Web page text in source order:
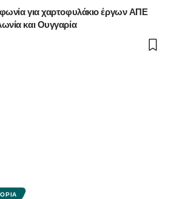
για χαρτοφυλάκιο έργων ΑΠΕ
και Ουγγαρία